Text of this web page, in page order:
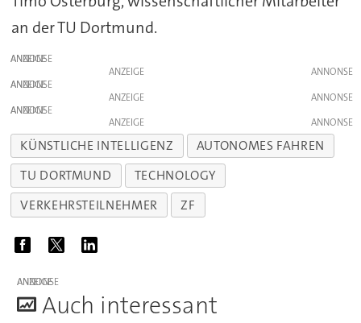
an der TU Dortmund.
ANZEIGE
ANZEIGE
ANZEIGE
ANZEIGE
ANZEIGE
ANZEIGE
KÜNSTLICHE INTELLIGENZ
AUTONOMES FAHREN
TU DORTMUND
TECHNOLOGY
VERKEHRSTEILNEHMER
ZF
ANZEIGE
Auch interessant